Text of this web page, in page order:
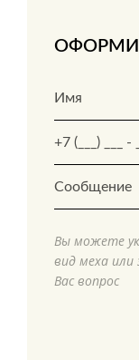
Вы можете
вид меха
Вас вопрос